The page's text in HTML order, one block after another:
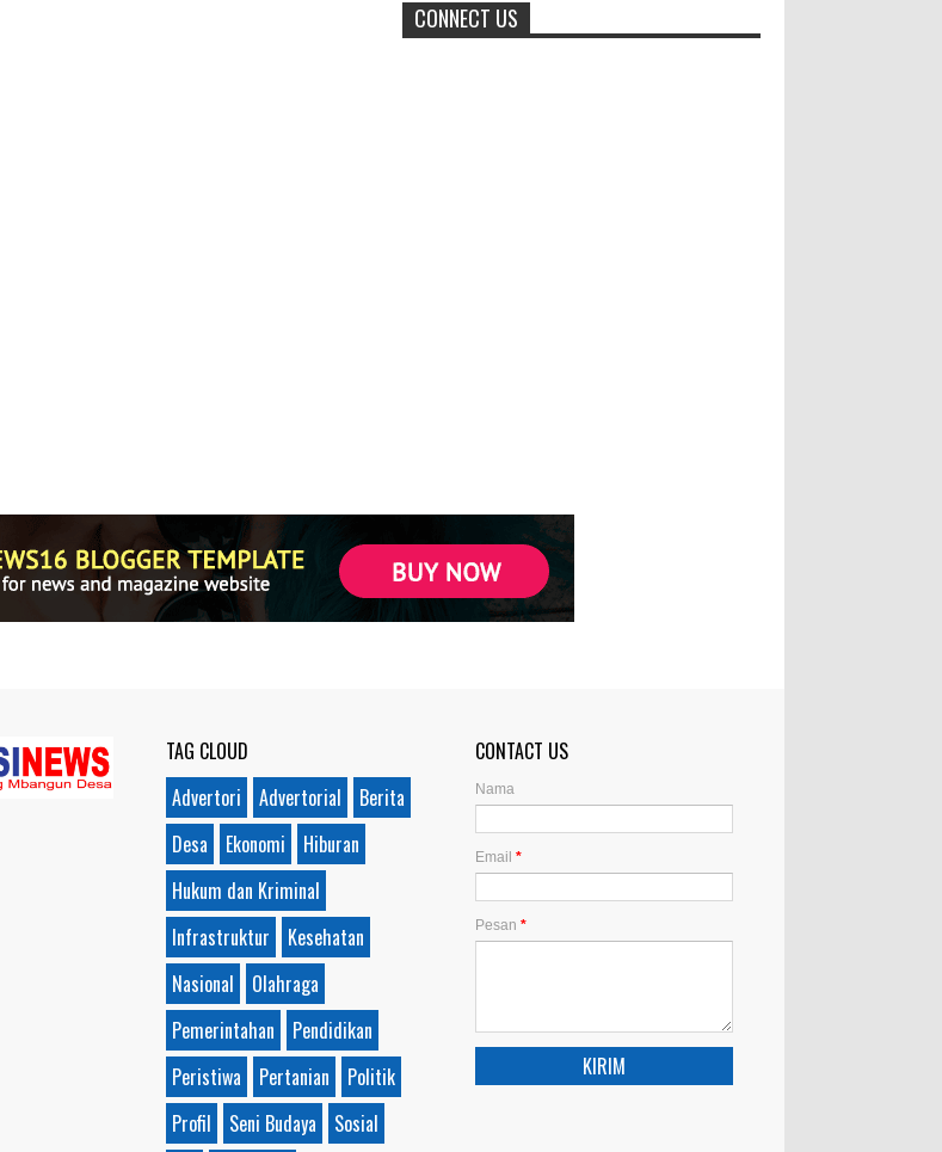
CONNECT US
TAG CLOUD
Advertori
Advertorial
Berita
Desa
Ekonomi
Hiburan
Hukum dan Kriminal
Infrastruktur
Kesehatan
Nasional
Olahraga
Pemerintahan
Pendidikan
Peristiwa
Pertanian
Politik
Profil
Seni Budaya Sosial
CONTACT US
Nama
Email *
Pesan *